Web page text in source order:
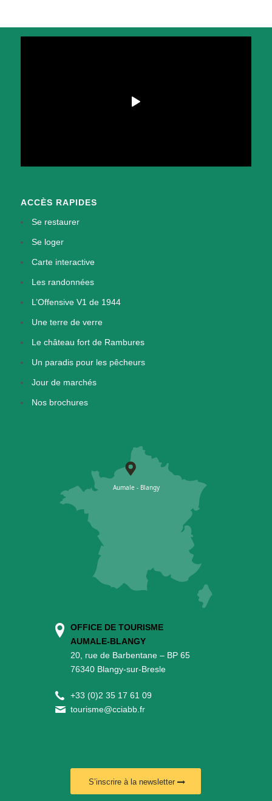
ACCÈS RAPIDES
Se restaurer
Se loger
Carte interactive
Les randonnées
L’Offensive V1 de 1944
Une terre de verre
Le château fort de Rambures
Un paradis pour les pêcheurs
Jour de marchés
Nos brochures
OFFICE DE TOURISME
AUMALE-BLANGY
20, rue de Barbentane – BP 65
76340 Blangy-sur-Bresle
+33 (0)2 35 17 61 09
tourisme@cciabb.fr
S’inscrire à la newsletter